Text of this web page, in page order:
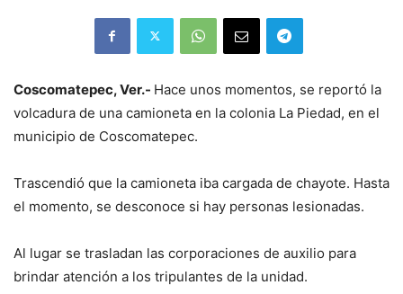
Coscomatepec, Ver.- Hace unos momentos, se reportó la
volcadura de una camioneta en la colonia La Piedad, en el
municipio de Coscomatepec.
Trascendió que la camioneta iba cargada de chayote. Hasta
el momento, se desconoce si hay personas lesionadas.
Al lugar se trasladan las corporaciones de auxilio para
brindar atención a los tripulantes de la unidad.